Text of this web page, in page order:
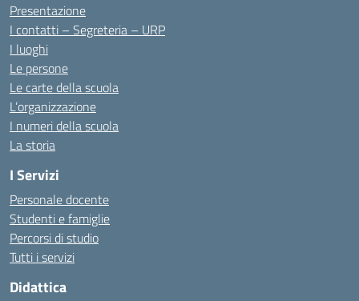
Presentazione
I contatti – Segreteria – URP
I luoghi
Le persone
Le carte della scuola
L’organizzazione
I numeri della scuola
La storia
I Servizi
Personale docente
Studenti e famiglie
Percorsi di studio
Tutti i servizi
Didattica